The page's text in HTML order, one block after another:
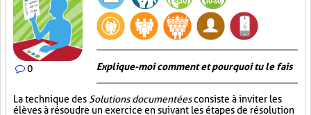
0 Explique-moi comment et pourquoi tu le fais
La technique des Solutions documentéesconsiste à inviter les
élèves à résoudre un exercice en suivant les étapes de résolution